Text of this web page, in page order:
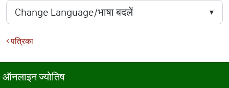
पत्रिका
ऑनलाइन ज्योतिष